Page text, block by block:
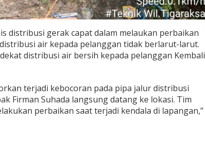
distribusi gerak capat dalam melaukan perbaikan
air kepada pelanggan tidak berlarut-larut.
distribusi air bersih kepada pelanggan Kembali
terjadi kebocoran pada pipa jalur distribusi
Firman Suhada langsung datang ke lokasi. Tim
perbaikan saat terjadi kendala di lapangan,”